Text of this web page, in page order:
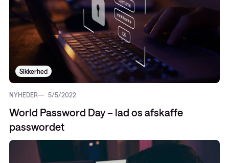
Sikkerhed
NYHEDER 5/5/2022
World Password Day – lad os afskaffe
passwordet